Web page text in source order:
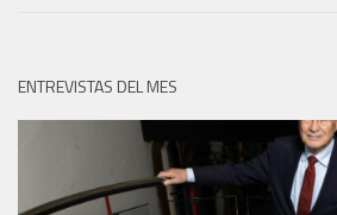
ENTREVISTAS DEL MES